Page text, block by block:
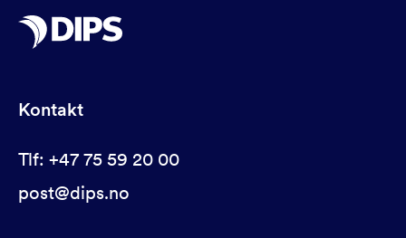
Kontakt
Tlf: +47 75 59 20 00
post@dips.no